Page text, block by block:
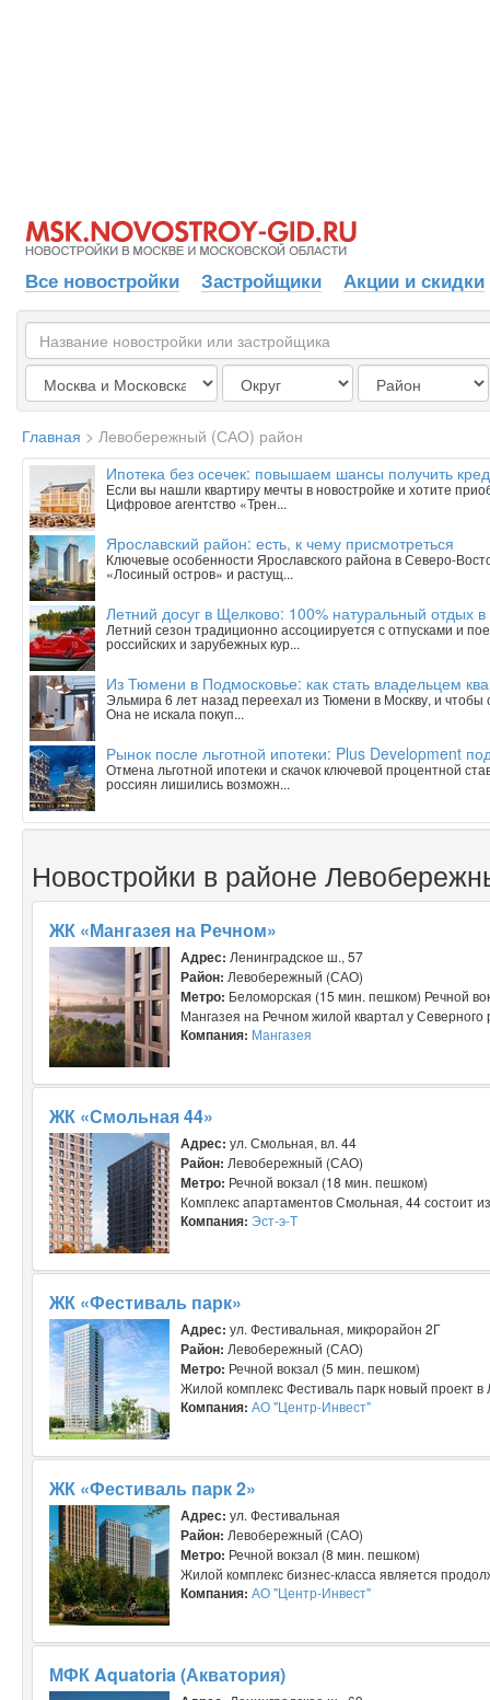
Все новостройки Застройщики Акции и скидки
Главная > Левобережный (САО) район
Ипотека без осечек: повышаем шансы получить
Если вы нашли квартиру мечты в новостройке и хотите
Цифровое агентство «Трен...
Ярославский район: есть, к чему присмотреться
Ключевые особенности Ярославского района в Северо-
«Лосиный остров» и растущ...
Летний досуг в Щелково: 100% натуральный отдых в
Летний сезон традиционно ассоциируется с отпусками и
российских и зарубежных кур...
Из Тюмени в Подмосковье: как стать владельцем
Эльмира 6 лет назад переехал из Тюмени в Москву, и
Она не искала покуп...
Рынок после льготной ипотеки: Plus Development
Отмена льготной ипотеки и скачок ключевой процентной
россиян лишились возможн...
Новостройки в районе
ЖК «Мангазея на Речном»
Адрес: Ленинградское ш., 57
Район: Левобережный (САО)
Метро: Беломорская (15 мин. пешком) Речной
Мангазея на Речном жилой квартал у Северного
Компания: Мангазея
ЖК «Смольная 44»
Адрес: ул. Смольная, вл. 44
Район: Левобережный (САО)
Метро: Речной вокзал (18 мин. пешком)
Комплекс апартаментов Смольная, 44 состоит
Компания: Эст-э-Т
ЖК «Фестиваль парк»
Адрес: ул. Фестивальная, микрорайон 2Г
Район: Левобережный (САО)
Метро: Речной вокзал (5 мин. пешком)
Жилой комплекс Фестиваль парк новый проект
Компания: АО "Центр-Инвест"
ЖК «Фестиваль парк 2»
Адрес: ул. Фестивальная
Район: Левобережный (САО)
Метро: Речной вокзал (8 мин. пешком)
Жилой комплекс бизнес-класса является
Компания: АО "Центр-Инвест"
МФК Aquatoria (Акватория)